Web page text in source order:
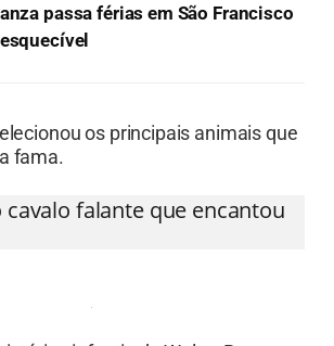
passa férias em São Francisco
os principais animais que
fama.
cavalo falante que encantou